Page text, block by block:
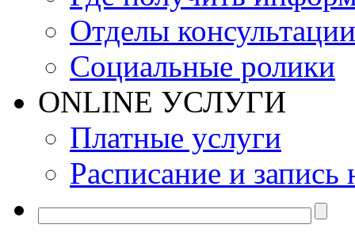
Отделы консультации
Социальные ролики
ONLINE УСЛУГИ
Платные услуги
Расписание и запись